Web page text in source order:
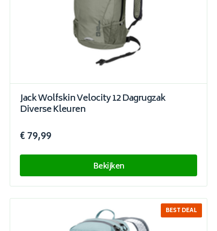
Jack Wolfskin Velocity 12 Dagrugzak
Diverse Kleuren
€ 79,99
Bekijken
SALE
BEST DEAL